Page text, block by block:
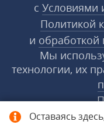
Оставаясь
с Условиями
Политикой
и
Мы
технологии, их